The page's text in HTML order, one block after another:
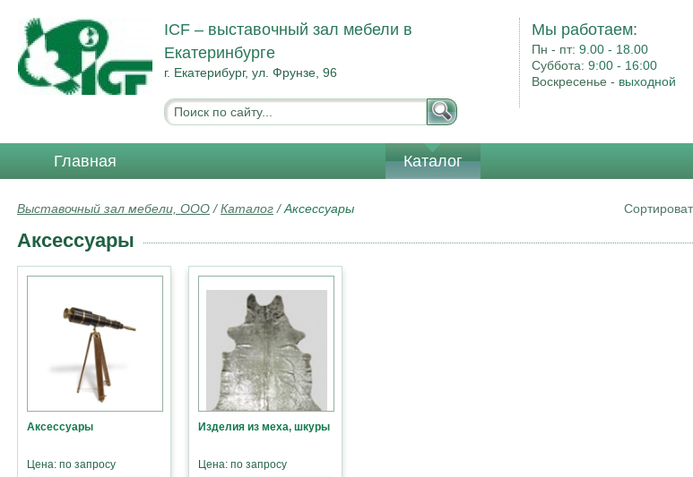
ICF – выставочный зал мебели в
Екатеринбурге
г. Екатерибург, ул. Фрунзе, 96
Мы работаем:
Пн - пт:9.00 - 18.00
Суббота:9:00 - 16:00
Воскресенье - выходной
Главная Каталог
Выставочный зал мебели, ООО /Каталог /Аксессуары
Аксессуары
Аксессуары
Цена: по запросу
Изделия из меха, шкуры
Цена: по запросу